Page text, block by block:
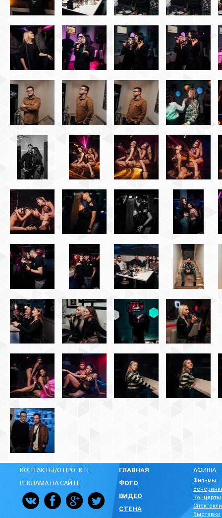
КОНТАКТЫ/О ПРОЕКТЕ
РЕКЛАМА НА САЙТЕ
ГЛАВНАЯ
ФОТО
ВИДЕО
СТЕНА
АФИША
Фильмы
Концерты
Спектакли
Выставки